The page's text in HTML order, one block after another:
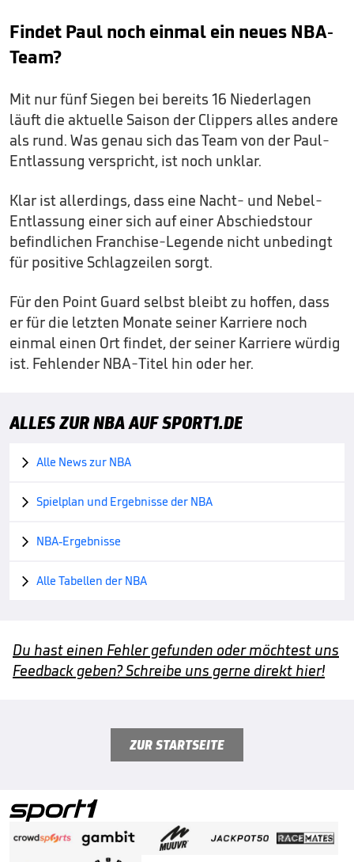
Findet Paul noch einmal ein neues NBA-
Team?
Mit nur fünf Siegen bei bereits 16 Niederlagen
läuft die aktuelle Saison der Clippers alles andere
als rund. Was genau sich das Team von der Paul-
Entlassung verspricht, ist noch unklar.
Klar ist allerdings, dass eine Nacht- und Nebel-
Entlassung einer sich auf einer Abschiedstour
befindlichen Franchise-Legende nicht unbedingt
für positive Schlagzeilen sorgt.
Für den Point Guard selbst bleibt zu hoffen, dass
er für die letzten Monate seiner Karriere noch
einmal einen Ort findet, der seiner Karriere würdig
ist. Fehlender NBA-Titel hin oder her.
ALLES ZUR NBA AUF SPORT1.DE
 Alle News zur NBA
 Spielplan und Ergebnisse der NBA
 NBA-Ergebnisse
 Alle Tabellen der NBA
Du hast einen Fehler gefunden oder möchtest uns
Feedback geben? Schreibe uns gerne direkt hier!
ZUR STARTSEITE